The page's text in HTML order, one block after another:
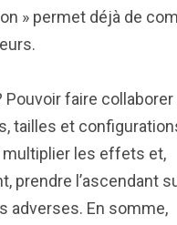
» permet déjà de
Pouvoir faire
tailles et
les effets et,
prendre l’ascendant
adverses. En somme,